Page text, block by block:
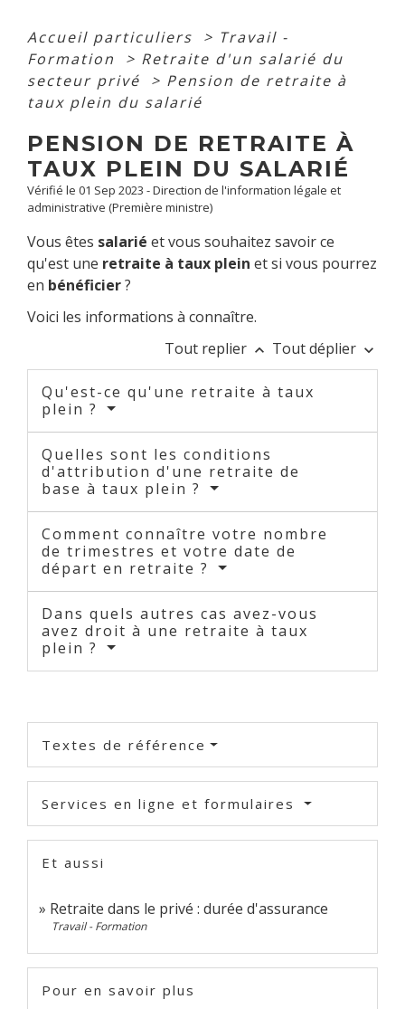
Accueil particuliers > Travail -
Formation
> Retraite d'un salarié du
secteur privé
> Pension de retraite à
taux plein du salarié
PENSION DE RETRAITE À
TAUX PLEIN DU SALARIÉ
Vérifié le 01 Sep 2023 - Direction de l'information légale et
administrative (Première ministre)
Vous êtes salarié et vous souhaitez savoir ce
qu'est une retraite à taux plein et si vous pourrez
en bénéficier?
Voici les informations à connaître.
Tout replier keyboard_arrow_up Tout déplier keyboard_arrow_down
Qu'est-ce qu'une retraite à taux
plein ?
Quelles sont les conditions
d'attribution d'une retraite de
base à taux plein ?
Comment connaître votre nombre
de trimestres et votre date de
départ en retraite ?
Dans quels autres cas avez-vous
avez droit à une retraite à taux
plein ?
Textes de référence
Services en ligne et formulaires
Et aussi
Retraite dans le privé : durée d'assurance
Travail - Formation
Pour en savoir plus